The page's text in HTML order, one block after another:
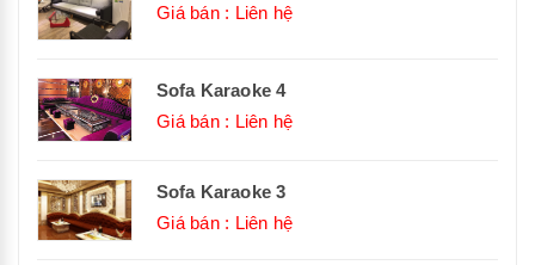
Giá bán : Liên hệ
Sofa Karaoke 4
Giá bán : Liên hệ
Sofa Karaoke 3
Giá bán : Liên hệ